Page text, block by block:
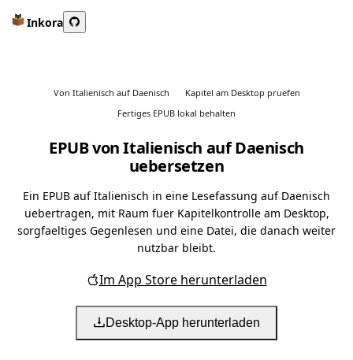
Inkora
Von Italienisch auf Daenisch
Kapitel am Desktop pruefen
Fertiges EPUB lokal behalten
EPUB von Italienisch auf Daenisch
uebersetzen
Ein EPUB auf Italienisch in eine Lesefassung auf Daenisch
uebertragen, mit Raum fuer Kapitelkontrolle am Desktop,
sorgfaeltiges Gegenlesen und eine Datei, die danach weiter
nutzbar bleibt.
Im App Store herunterladen
Desktop-App herunterladen